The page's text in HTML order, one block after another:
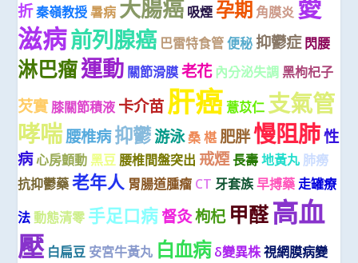
折秦嶺教授 暑病 大腸癌 吸煙 孕期 角膜炎 愛
滋病前列腺癌 巴雷特食管 便秘 抑鬱症 閃腰
淋巴瘤運動 關節滑膜 老花 內分泌失調 黑枸杞子
芡實 膝關節積液 卡介苗肝癌 薏苡仁 支氣管
哮喘腰椎病抑鬱游泳桑 椹 肥胖慢阻肺性
病心房顫動 黑豆 腰椎間盤突出 戒煙長壽 地黃丸 肺癆
抗抑鬱藥 老年人 胃腸道腫瘤 CT 牙套族 早搏藥 走罐療
法 動態清零 手足口病督灸枸杞 甲醛高血
壓 白扁豆 安宮牛黃丸 白血病 δ變異株視網膜病變